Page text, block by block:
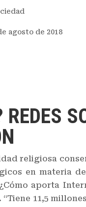
agosto de 2018
religiosa
en materia
aporta
11,5